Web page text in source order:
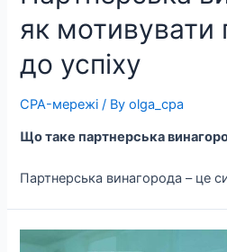
як мотивувати
до успіху
CPA-мережі / Byolga_cpa
Що таке партнерська
Партнерська винагорода – це